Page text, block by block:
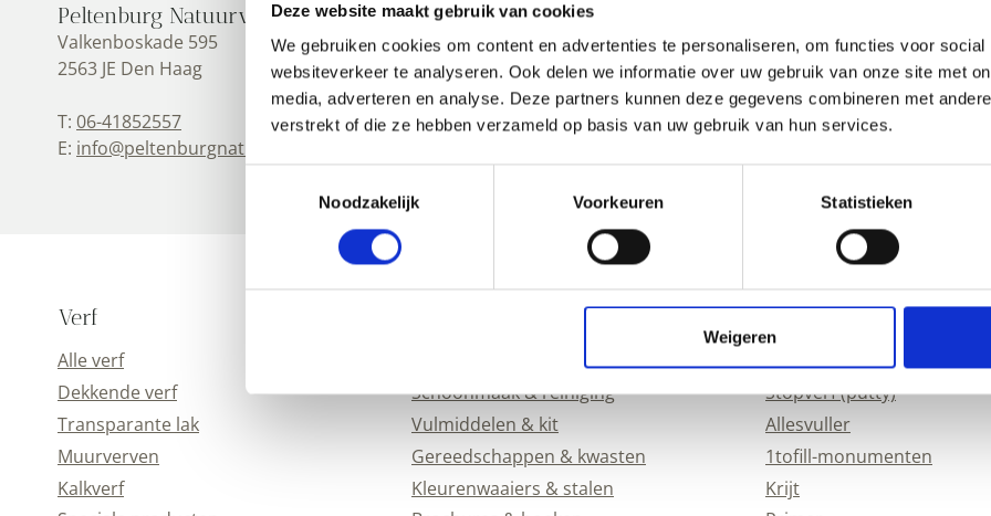
Deze website maakt gebruik van cookies
We gebruiken cookies om content en advertenties te personaliseren, om functies voor
websiteverkeer te analyseren. Ook delen we informatie over uw gebruik van onze site met
media, adverteren en analyse. Deze partners kunnen deze gegevens combineren met
verstrekt of die ze hebben verzameld op basis van uw gebruik van hun services.
Noodzakelijk
Voorkeuren Statistieken
Weigeren
Peltenburg Natuurverf
Valkenboskade 595
2563 JE Den Haag
T: 06-41852557
E: info@peltenburgnatuurverf.nl
Naam
(Vereist)
Verf
Alle verf
Dekkende verf
Transparante lak
Muurverven
Kalkverf
Schoonmaak & reiniging
Vulmiddelen & kit
Gereedschappen & kwasten
Kleurenwaaiers & stalen
Vulmiddelen en kit
Alle vulmiddelen
Stopverf (putty)
Allesvuller
1tofill-monumenten
Krijt